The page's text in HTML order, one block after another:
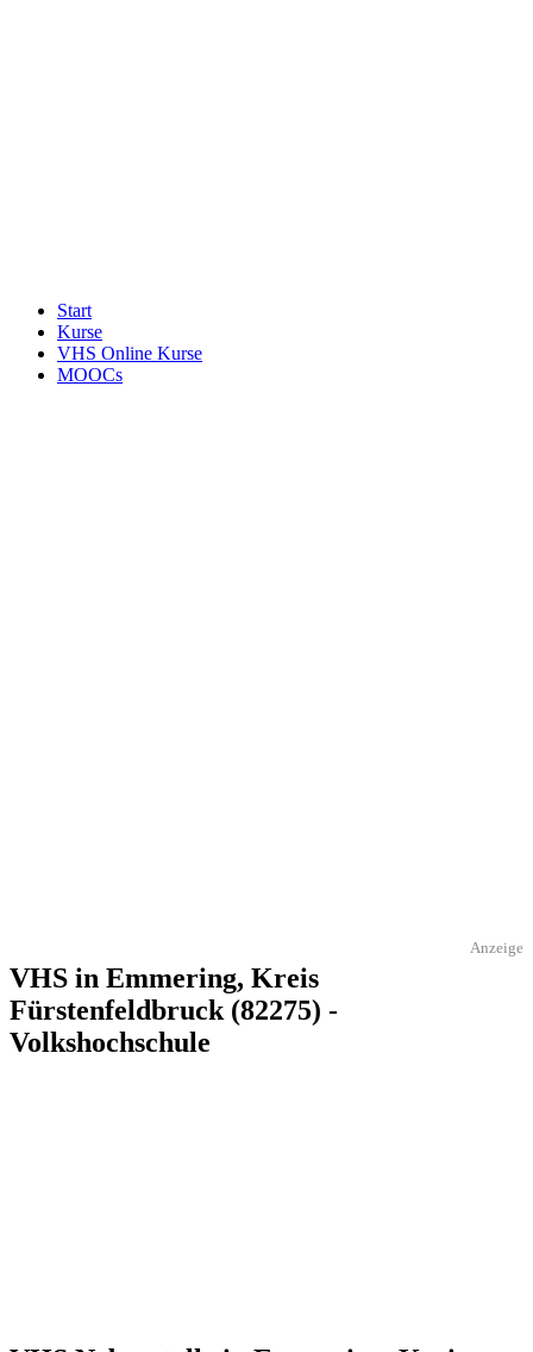
Start
Kurse
VHS Online Kurse
MOOCs
Anzeige
VHS in Emmering, Kreis
Fürstenfeldbruck (82275) -
Volkshochschule